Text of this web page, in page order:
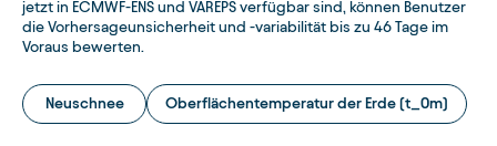
jetzt in ECMWF-ENS und VAREPS verfügbar sind, können Benutzer
die Vorhersageunsicherheit und -variabilität bis zu 46 Tage im
Voraus bewerten.
Neuschnee Oberflächentemperatur der Erde (t_0m)